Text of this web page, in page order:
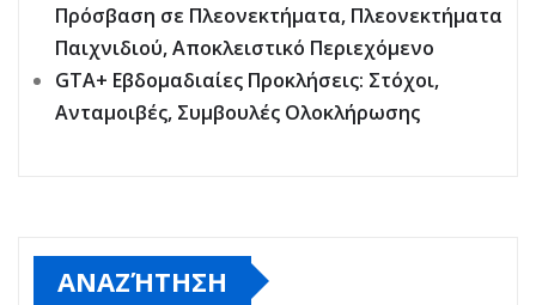
Πρόσβαση σε Πλεονεκτήματα, Πλεονεκτήματα
Παιχνιδιού, Αποκλειστικό Περιεχόμενο
GTA+ Εβδομαδιαίες Προκλήσεις: Στόχοι,
Ανταμοιβές, Συμβουλές Ολοκλήρωσης
ΑΝΑΖΉΤΗΣΗ